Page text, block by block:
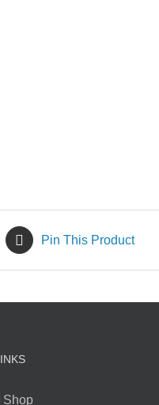
Pin This Product
Shop